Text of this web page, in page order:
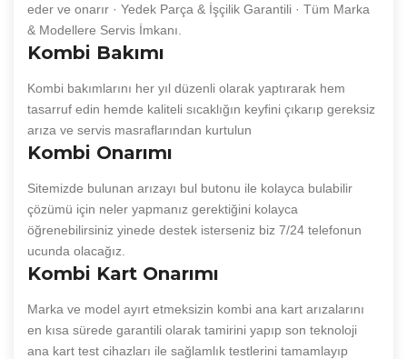
eder ve onarır · Yedek Parça & İşçilik Garantili · Tüm Marka
& Modellere Servis İmkanı.
Kombi Bakımı
Kombi bakımlarını her yıl düzenli olarak yaptırarak hem
tasarruf edin hemde kaliteli sıcaklığın keyfini çıkarıp gereksiz
arıza ve servis masraflarından kurtulun
Kombi Onarımı
Sitemizde bulunan arızayı bul butonu ile kolayca bulabilir
çözümü için neler yapmanız gerektiğini kolayca
öğrenebilirsiniz yinede destek isterseniz biz 7/24 telefonun
ucunda olacağız.
Kombi Kart Onarımı
Marka ve model ayırt etmeksizin kombi ana kart arızalarını
en kısa sürede garantili olarak tamirini yapıp son teknoloji
ana kart test cihazları ile sağlamlık testlerini tamamlayıp